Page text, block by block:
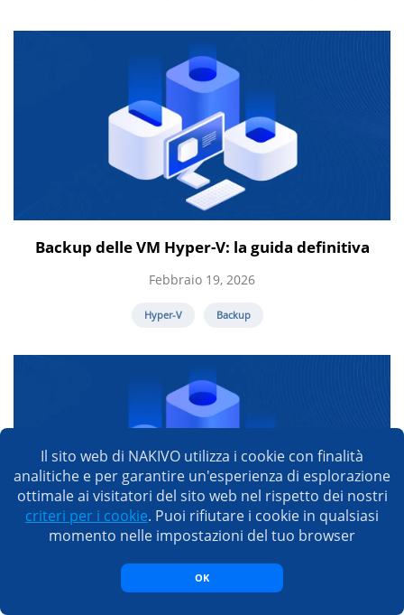
Backup delle VM Hyper-V: la guida definitiva
Febbraio 19, 2026
Hyper-V Backup
Come migrare le VM da Hyper-V a Proxmox: una
guida passo passo
Il sito web di NAKIVO utilizza i cookie con finalità
analitiche e per garantire un'esperienza di esplorazione
ottimale ai visitatori del sito web nel rispetto dei nostri
criteri per i cookie. Puoi rifiutare i cookie in qualsiasi
momento nelle impostazioni del tuo browser
OK